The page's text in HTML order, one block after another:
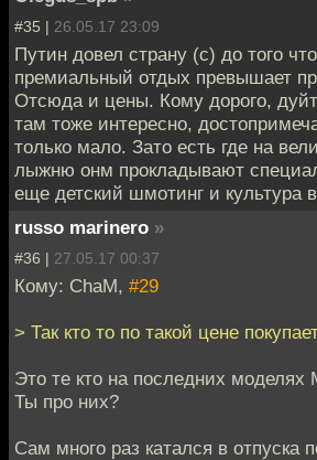
#35 | 26.05.17 23:09
Путин довел страну (с) до того
премиальный отдых превышает
Отсюда и цены. Кому дорого,
там тоже интересно,
только мало. Зато есть где на
лыжню онм прокладывают
еще детский шмотинг и культура
russo marinero »
#36 | 27.05.17 00:37
Кому: ChaM, #29
> Так кто то по такой цене
Это те кто на последних
Ты про них?
Сам много раз катался в отпуска